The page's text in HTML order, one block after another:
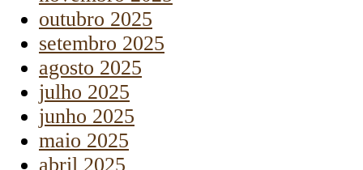
outubro 2025
setembro 2025
agosto 2025
julho 2025
junho 2025
maio 2025
abril 2025